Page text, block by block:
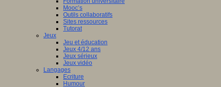
Mooc’s
Outils collaboratifs
Sites ressources
Tutorat
Jeux
Jeu et éducation
Jeux 4/12 ans
Jeux sérieux
Jeux vidéo
Langages
Ecriture
Humour